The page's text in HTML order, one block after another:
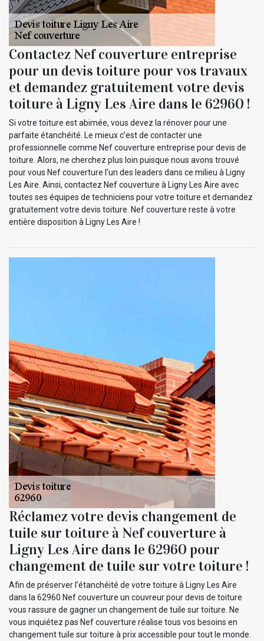
Contactez Nef couverture entreprise
pour un devis toiture pour vos travaux
et demandez gratuitement votre devis
toiture à Ligny Les Aire dans le 62960 !
Si votre toiture est abimée, vous devez la rénover pour une
parfaite étanchéité. Le mieux c’est de contacter une
professionnelle comme Nef couverture entreprise pour devis de
toiture. Alors, ne cherchez plus loin puisque nous avons trouvé
pour vous Nef couverture l’un des leaders dans ce milieu à Ligny
Les Aire. Ainsi, contactez Nef couverture à Ligny Les Aire avec
toutes ses équipes de techniciens pour votre toiture et demandez
gratuitement votre devis toiture. Nef couverture reste à votre
entière disposition à Ligny Les Aire !
Réclamez votre devis changement de
tuile sur toiture à Nef couverture à
Ligny Les Aire dans le 62960 pour
changement de tuile sur votre toiture !
Afin de préserver l’étanchéité de votre toiture à Ligny Les Aire
dans la 62960 Nef couverture un couvreur pour devis de toiture
vous rassure de gagner un changement de tuile sur toiture. Ne
vous inquiétez pas Nef couverture réalise tous vos besoins en
changement tuile sur toiture à prix accessible pour tout le monde.